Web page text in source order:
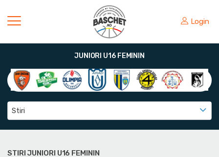
Login
JUNIORI U16 FEMININ
Stiri
STIRI JUNIORI U16 FEMININ